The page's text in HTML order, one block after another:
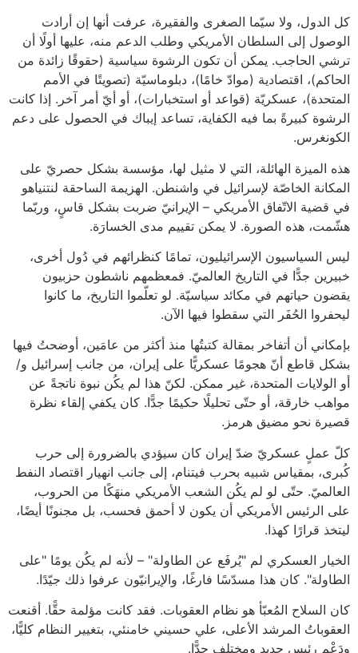
كل الدول، ولا سيّما الصغرى والفقيرة، عرفت أنها إن أرادت
الوصول إلى السلطان الأمريكي وطلب الدعم منه، عليها أولًا أن
ترشي الحاجب. يمكن أن تكون الرشوة سياسية (حقوقًا زائدة من
الحاكم)، اقتصادية (موادّ خامًا)، دبلوماسيّة (تصويتًا في الأمم
المتحدة)، عسكريّة (قواعد أو استخبارات)، أو أيّ أمر آخر. إذا كانت
الرشوة كبيرةً بما فيه الكفاية، تساعد إيباك في الحصول على دعم
الكونغرس.
هذه الميزة الهائلة، التي لا مثيل لها، مؤسسة بشكل حصريّ على
المكانة الخاصّة لإسرائيل في واشنطن. الهزيمة الساحقة لنتنياهو
في قضية الاتّفاق الأمريكي – الإيرانيّ ضربت بشكل قاسٍ، وربّما
هشّمت، هذه الصورة. لا يمكن تقييم مدى الخسارَة.
ليس السياسيون الإسرائيليون، تمامًا كنظرائهم في دُول أخرى،
خبيرين جدًّا في التاريخ العالميّ. فمعظمهم ناشطون حزبيون
يقضون حياتهم في مكائد سياسيّة. لو تعلّموا التاريخ، ما كانوا
ليحفروا الحُفَر التي سقطوا فيها الآن.
بإمكاني أن أتفاخر بمقالة كتبتُها منذ أكثر من عامَين، أوضحتُ فيها
بشكل قاطع أنّ هجومًا عسكريًّا على إيران، من جانب إسرائيل و/
أو الولايات المتحدة، غير ممكن. لكنّ هذا لم يكُن نبوة ناتجةً عن
مواهب خارقة، أو حتّى تحليلًا حكيمًا جدًّا. كان يكفي إلقاء نظرة
قصيرة نحو مضيق هرمز.
كلّ عملٍ عسكريّ ضدّ إيران كان سيؤدي بالضرورة إلى حرب
كُبرى، بمقياس شبيه بحرب فيتنام، إلى جانب انهيار اقتصاد النفط
العالميّ. حتّى لو لم يكُن الشعب الأمريكي منهَكًا من الحروب،
على الرئيس الأمريكي أن يكون لا أحمق فحسب، بل مجنونًا أيضًا،
ليتخذ قرارًا كهذا.
الخيار العسكري لم "يُرفَع عن الطاولة" – لأنه لم يكُن يومًا "على
الطاولة". كان هذا مسدّسًا فارغًا، والإيرانيّون عرفوا ذلك جيّدًا.
كان السلاح المُعبّأ هو نظام العقوبات. فقد كانت مؤلمة حقًّا. أقنعت
العقوباتُ المرشد الأعلى، علي حسيني خامنئي، بتغيير النظام كليًّا،
ودَعْم رئيس جديد ومختلف جدًّا.